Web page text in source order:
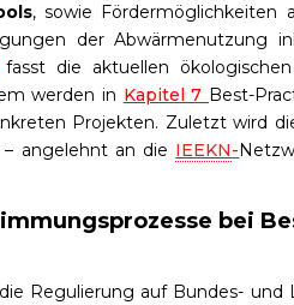
, sowie Fördermöglichkeiten
der Abwärmenutzung
fasst die aktuellen
werden in Kapitel 7 Best-
Projekten. Zuletzt wird
angelehnt an die IEEKN-
bei
Regulierung auf Bundes- und